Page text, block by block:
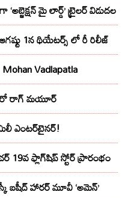
మై లార్డ్‌’ ట్రైల‌ర్ విడుద‌ల
1న థియేటర్స్ లో రీ రిలీజ్
Vadlapatla
రాగ్ మయూర్‌
ఎంటర్‌టైనర్!
19వ ఫ్లాగ్‌షిప్ స్టోర్ ప్రారంభం
బషీద్‌ హారర్ మూవీ ‘అమెన్’